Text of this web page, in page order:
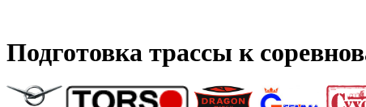
Подготовка трассы к